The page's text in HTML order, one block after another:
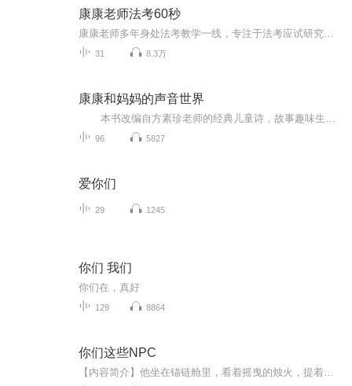
康康老师法考60秒
31 8.3万
康康和妈妈的声音世界
96 5827
爱你们
29 1245
你们 我们
你们在，真好
129 8864
你们这些NPC